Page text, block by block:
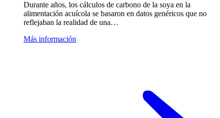
Durante años, los cálculos de carbono de la soya en la
alimentación acuícola se basaron en datos genéricos que no
reflejaban la realidad de una…
Más información